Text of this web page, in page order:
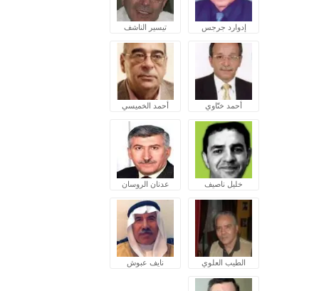
إدوارد جرجس تيسير الناشف
أحمد ختّاوي أحمد الخميسي
خليل ناصيف عدنان الروسان
الطيب العلوي نايف عبوش